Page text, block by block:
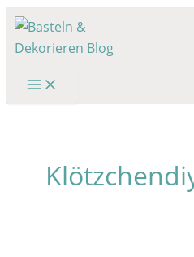
Zum
Inhalt
springen